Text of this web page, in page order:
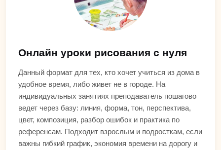
Онлайн уроки рисования с нуля
Данный формат для тех, кто хочет учиться из дома в
удобное время, либо живет не в городе. На
индивидуальных занятиях преподаватель пошагово
ведет через базу: линия, форма, тон, перспектива,
цвет, композиция, разбор ошибок и практика по
референсам. Подходит взрослым и подросткам, если
важны гибкий график, экономия времени на дорогу и